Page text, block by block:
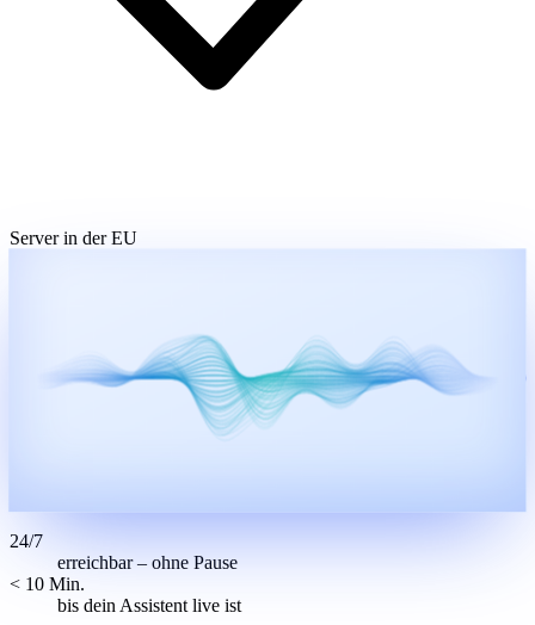
Server in der EU
24/7
erreichbar – ohne Pause
< 10 Min.
bis dein Assistent live ist